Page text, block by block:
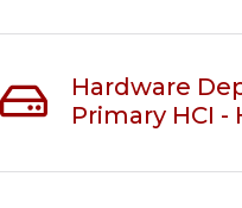
Hardware
Primary HCI -